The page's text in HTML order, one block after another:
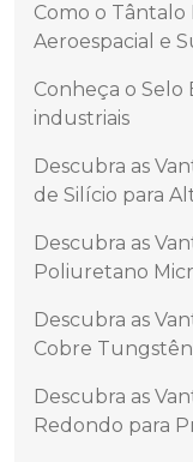
Como o
Aeroespacial e
Conheça o Selo
industriais
Descubra as
de Silício para
Descubra as
Poliuretano
Descubra as
Cobre
Descubra as
Redondo para